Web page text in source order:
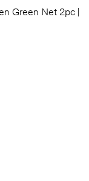
Green Net 2pc |